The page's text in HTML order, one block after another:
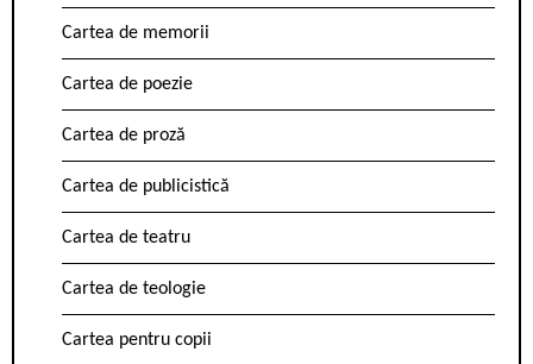
Cartea de memorii
Cartea de poezie
Cartea de proză
Cartea de publicistică
Cartea de teatru
Cartea de teologie
Cartea pentru copii